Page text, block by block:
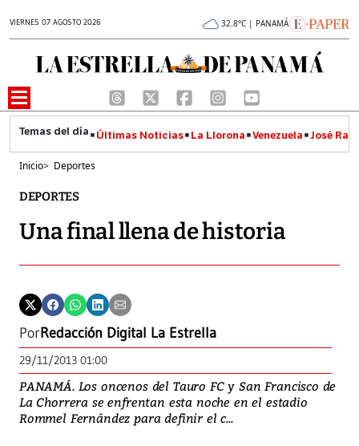
VIERNES 07 AGOSTO 2026 32.8°C | PANAMÁ
Últimas Noticias La Llorona Venezuela José
Inicio> Deportes
DEPORTES
Una final llena de historia
PorRedacción Digital La Estrella
29/11/2013 01:00
PANAMÁ. Los oncenos del Tauro FC y San Francisco de
La Chorrera se enfrentan esta noche en el estadio
Rommel Fernández para definir el c...